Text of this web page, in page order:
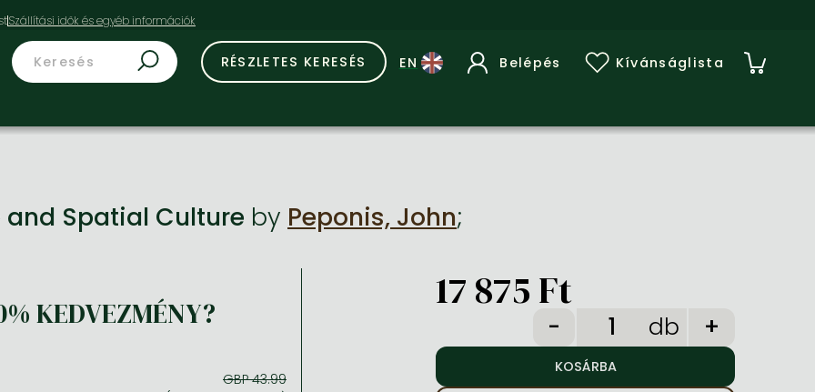
RÉSZLETES KERESÉS Belépés Kívánságlista
Spatial Culture by Peponis, John;
KEDVEZMÉNY?
GBP 43.99
17 875 Ft
db